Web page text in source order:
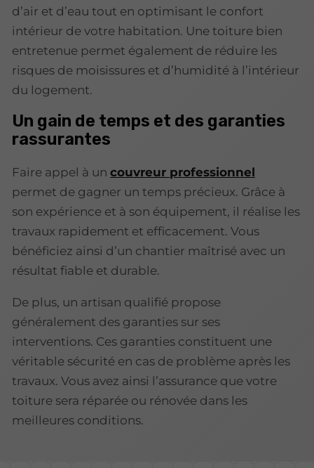
d’air et d’eau tout en optimisant le confort
intérieur de votre habitation. Une toiture bien
entretenue permet également de réduire les
risques de moisissures et d’humidité à l’intérieur
du logement.
Un gain de temps et des garanties
rassurantes
Faire appel à un couvreur professionnel
permet de gagner un temps précieux. Grâce à
son expérience et à son équipement, il réalise les
travaux rapidement et efficacement. Vous
bénéficiez ainsi d’un chantier maîtrisé avec un
résultat fiable et durable.
De plus, un artisan qualifié propose
généralement des garanties sur ses
interventions. Ces garanties constituent une
véritable sécurité en cas de problème après les
travaux. Vous avez ainsi l’assurance que votre
toiture sera réparée ou rénovée dans les
meilleures conditions.